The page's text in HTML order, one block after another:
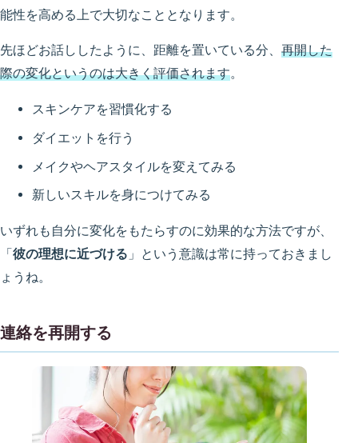
能性を高める上で大切なこととなります。
先ほどお話ししたように、距離を置いている分、 再開した
際の変化というのは大きく評価されます。
スキンケアを習慣化する
ダイエットを行う
メイクやヘアスタイルを変えてみる
新しいスキルを身につけてみる
いずれも自分に変化をもたらすのに効果的な方法ですが、
「彼の理想に近づける 」という意識は常に持っておきまし
ょうね。
連絡を再開する